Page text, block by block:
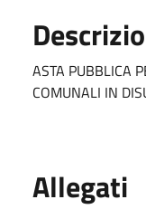
ASTA PUBBLICA
COMUNALI IN
Allegati